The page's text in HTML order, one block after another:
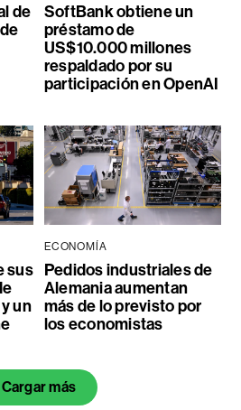
de
SoftBank obtiene un
préstamo de
US$10.000 millones
respaldado por su
participación en OpenAI
sus
un
ECONOMÍA
Pedidos industriales de
Alemania aumentan
más de lo previsto por
los economistas
Cargar más